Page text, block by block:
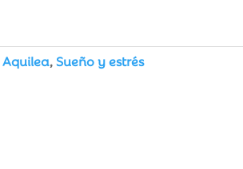
Aquilea,Sueño y estrés